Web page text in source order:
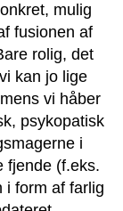
mulig
fusionen af
rolig, det
kan jo lige
vi håber
psykopatisk
i
fjende (f.eks.
i form af farlig